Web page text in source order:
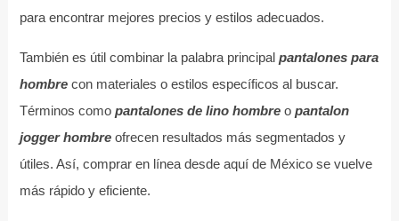
para encontrar mejores precios y estilos adecuados.
También es útil combinar la palabra principal pantalones para
hombrecon materiales o estilos específicos al buscar.
Términos como pantalones de lino hombreo pantalon
jogger hombreofrecen resultados más segmentados y
útiles. Así, comprar en línea desde aquí de México se vuelve
más rápido y eficiente.